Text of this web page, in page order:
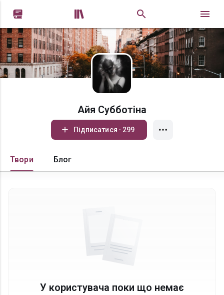
 
Айя Субботіна
Підписатися · 299
Твори Блог
У користувача поки що немає